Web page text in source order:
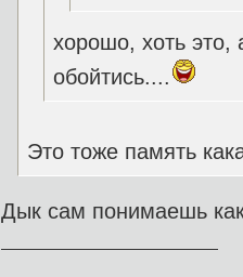
хорошо, хоть это,
обойтись....
Это тоже память
Дык сам понимаешь